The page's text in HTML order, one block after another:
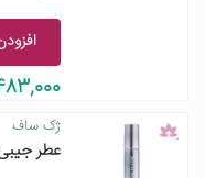
483,000
ژک ساف
عطر جیبی